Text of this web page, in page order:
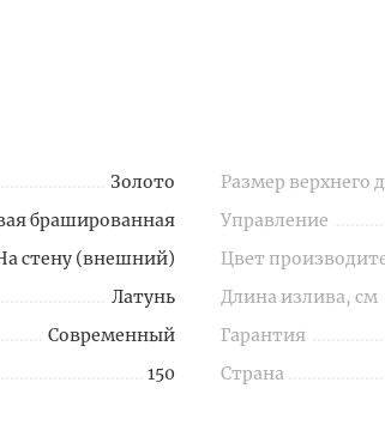
Золото
брашированная
стену (внешний)
Латунь
Современный
150
Размер верхнего
Управление
Цвет
Длина излива, см
Гарантия
Страна